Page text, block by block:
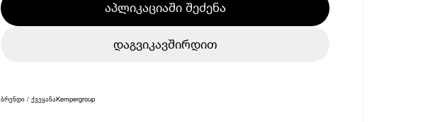
აპლიკაციაში შეძენა
დაგვიკავშირდით
ბრენდი / ქვეყანაKempergroup